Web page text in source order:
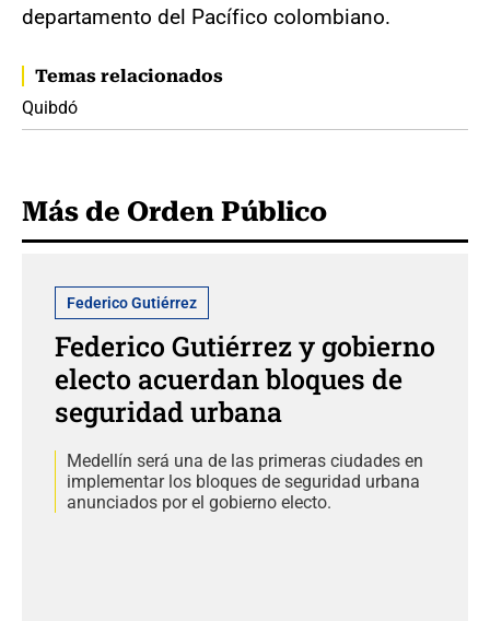
departamento del Pacífico colombiano.
Temas relacionados
Quibdó
Más de Orden Público
Federico Gutiérrez
Federico Gutiérrez y gobierno
electo acuerdan bloques de
seguridad urbana
Medellín será una de las primeras ciudades en
implementar los bloques de seguridad urbana
anunciados por el gobierno electo.